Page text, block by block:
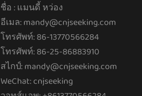
ชื่อ : แมนดี้ หว่อง
อีเมล:mandy@cnjseeking.com
โทรศัพท์: 86-13770566284
โทรศัพท์: 86-25-86883910
สไกป์: mandy@cnjseeking.com
WeChat: cnjseeking